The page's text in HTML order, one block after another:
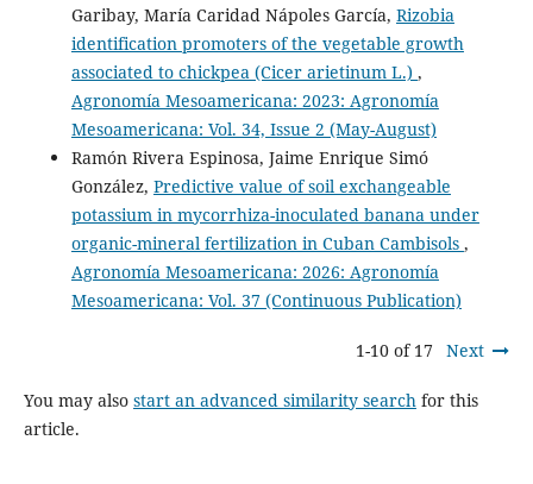
Garibay, María Caridad Nápoles García, Rizobia
identification promoters of the vegetable growth
associated to chickpea (Cicer arietinum L.) ,
Agronomía Mesoamericana: 2023: Agronomía
Mesoamericana: Vol. 34, Issue 2 (May-August)
Ramón Rivera Espinosa, Jaime Enrique Simó
González, Predictive value of soil exchangeable
potassium in mycorrhiza-inoculated banana under
organic-mineral fertilization in Cuban Cambisols ,
Agronomía Mesoamericana: 2026: Agronomía
Mesoamericana: Vol. 37 (Continuous Publication)
1-10 of 17 Next
You may also start an advanced similarity search for this
article.